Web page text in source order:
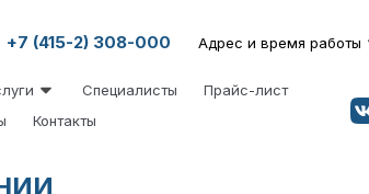
+7 (415-2) 308-000 Адрес и время работы
Специалисты
Прайс-лист
Контакты